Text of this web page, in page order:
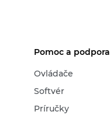
Pomoc a podpora
Ovládače
Softvér
Príručky